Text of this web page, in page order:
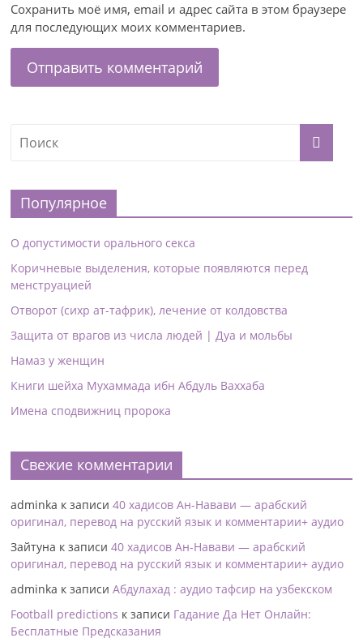
Сохранить моё имя, email и адрес сайта в этом браузере
для последующих моих комментариев.
Популярное
О допустимости орального секса
Коричневые выделения, которые появляются перед
менструацией
Отворот (сихр ат-тафрик), лечение от колдовства
Защита от врагов из числа людей | Дуа и мольбы
Намаз у женщин
Книги шейха Мухаммада ибн Абдуль Ваххаба
Имена сподвижниц пророка
Свежие комментарии
adminka к записи40 хадисов Ан-Навави — арабский
оригинал, перевод на русский язык и комментарии+ аудио
Зайтуна к записи40 хадисов Ан-Навави — арабский
оригинал, перевод на русский язык и комментарии+ аудио
adminka к записиАбдулахад : аудио тафсир на узбекском
Football predictions к записи Гадание Да Нет Онлайн:
Бесплатные Предсказания